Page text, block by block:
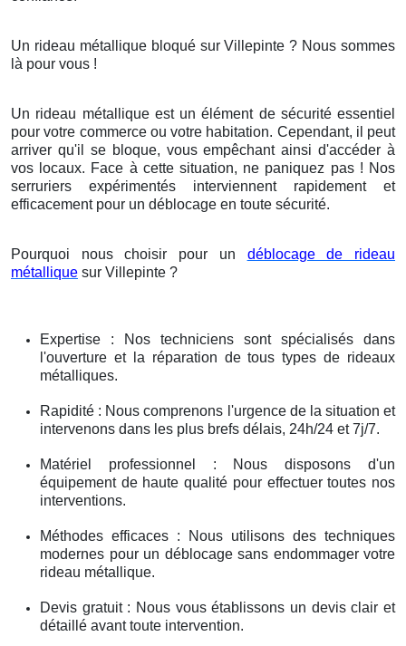
Un rideau métallique bloqué sur Villepinte ? Nous sommes
là pour vous !
Un rideau métallique est un élément de sécurité essentiel
pour votre commerce ou votre habitation. Cependant, il peut
arriver qu'il se bloque, vous empêchant ainsi d'accéder à
vos locaux. Face à cette situation, ne paniquez pas ! Nos
serruriers expérimentés interviennent rapidement et
efficacement pour un déblocage en toute sécurité.
Pourquoi nous choisir pour un déblocage de rideau
métallique sur Villepinte ?
Expertise : Nos techniciens sont spécialisés dans
l'ouverture et la réparation de tous types de rideaux
métalliques.
Rapidité : Nous comprenons l'urgence de la situation et
intervenons dans les plus brefs délais, 24h/24 et 7j/7.
Matériel professionnel : Nous disposons d'un
équipement de haute qualité pour effectuer toutes nos
interventions.
Méthodes efficaces : Nous utilisons des techniques
modernes pour un déblocage sans endommager votre
rideau métallique.
Devis gratuit : Nous vous établissons un devis clair et
détaillé avant toute intervention.